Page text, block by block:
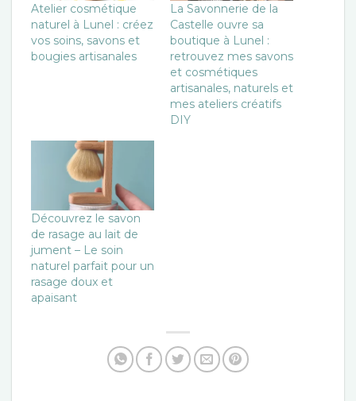
Atelier cosmétique
naturel à Lunel : créez
vos soins, savons et
bougies artisanales
La Savonnerie de la
Castelle ouvre sa
boutique à Lunel :
retrouvez mes savons
et cosmétiques
artisanales, naturels et
mes ateliers créatifs
DIY
Découvrez le savon
de rasage au lait de
jument – Le soin
naturel parfait pour un
rasage doux et
apaisant